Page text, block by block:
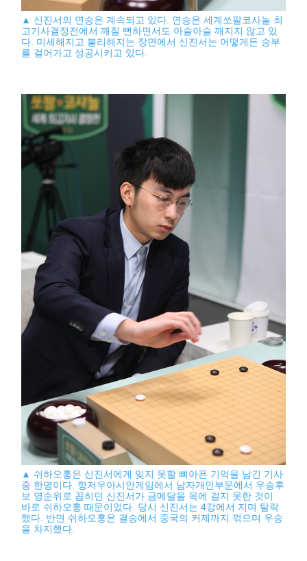
▲ 신진서의 연승은 계속되고 있다. 연승은 세계쏘팔코사놀 최
고기사결정전에서 깨질 뻔하면서도 아슬아슬 깨지지 않고 있
다. 미세해지고 불리해지는 장면에서 신진서는 어떻게든 승부
를 걸어가고 성공시키고 있다.
▲ 쉬하오훙은 신진서에게 잊지 못할 뼈아픈 기억을 남긴 기사
중 한명이다. 항저우아시안게임에서 남자개인부문에서 우승후
보 영순위로 꼽히던 신진서가 금메달을 목에 걸지 못한 것이
바로 쉬하오훙 때문이었다. 당시 신진서는 4강에서 지며 탈락
했다. 반면 쉬하오훙은 결승에서 중국의 커제까지 꺾으며 우승
을 차지했다.